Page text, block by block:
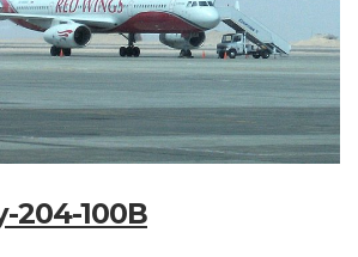
204-100В